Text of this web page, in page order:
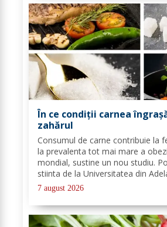
În ce condiții carnea
zahărul
Consumul de carne contribuie la
la prevalenta tot mai mare a
mondial, sustine un nou studiu.
stiinta de la Universitatea din
carbohidratii ne pot oferi
satisface cererile...
7 august 2026